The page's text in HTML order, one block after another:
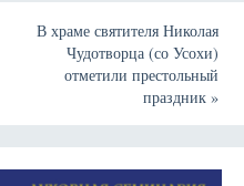
В храме святителя Николая
Чудотворца (со Усохи)
отметили престольный
праздник»